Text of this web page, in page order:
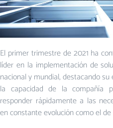
El primer trimestre de 2021 ha
líder en la implementación de
nacional y mundial, destacando
la capacidad de la compañía
responder rápidamente a las
en constante evolución como el